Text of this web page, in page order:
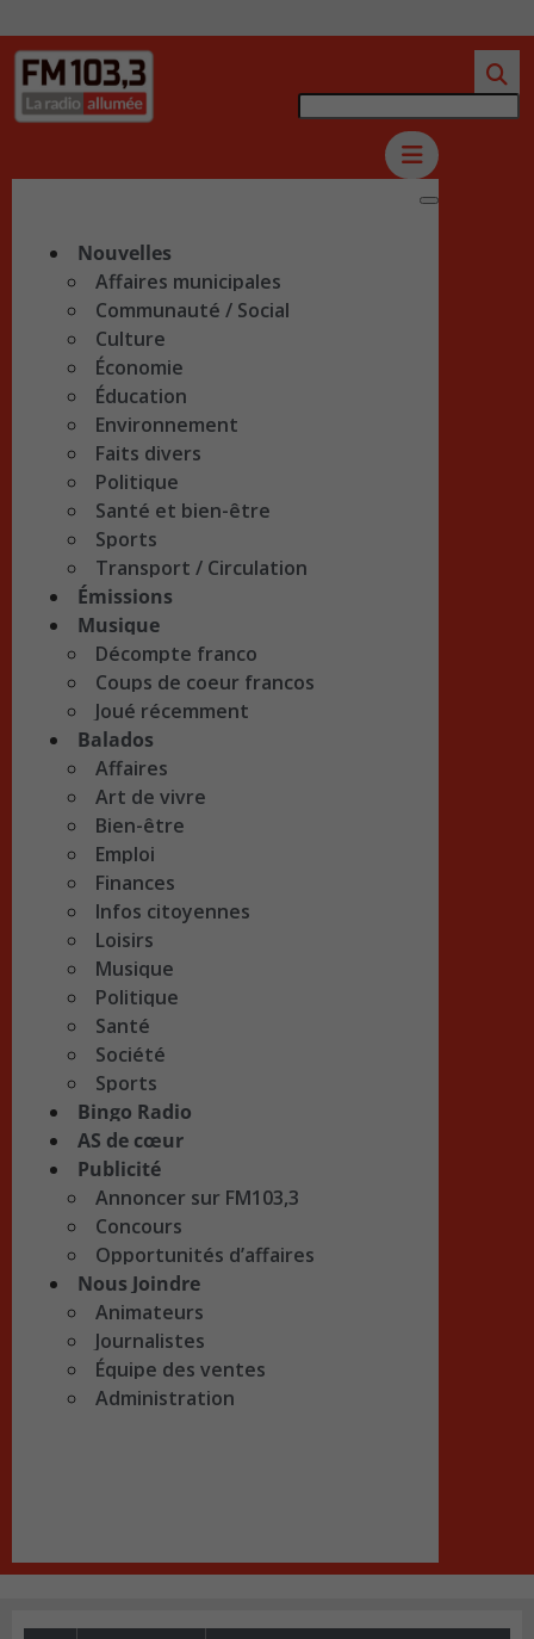
Nouvelles
Affaires municipales
Communauté / Social
Culture
Économie
Éducation
Environnement
Faits divers
Politique
Santé et bien-être
Sports
Transport / Circulation
Émissions
Musique
Décompte franco
Coups de coeur francos
Joué récemment
Balados
Affaires
Art de vivre
Bien-être
Emploi
Finances
Infos citoyennes
Loisirs
Musique
Politique
Santé
Société
Sports
Bingo Radio
AS de cœur
Publicité
Annoncer sur FM103,3
Concours
Opportunités d’affaires
Nous Joindre
Animateurs
Journalistes
Équipe des ventes
Administration